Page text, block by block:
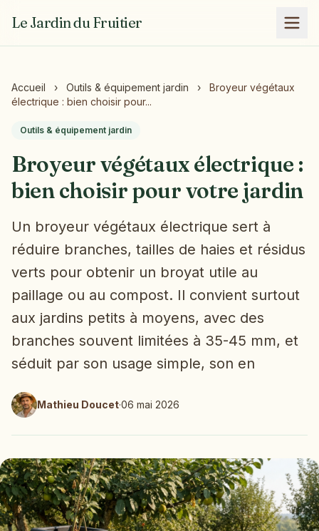
Le Jardin du Fruitier
Accueil › Outils & équipement jardin ›
Broyeur végétaux
électrique : bien choisir pour...
Outils & équipement jardin
Broyeur végétaux électrique :
bien choisir pour votre jardin
Un broyeur végétaux électrique sert à
réduire branches, tailles de haies et résidus
verts pour obtenir un broyat utile au
paillage ou au compost. Il convient surtout
aux jardins petits à moyens, avec des
branches souvent limitées à 35-45 mm, et
séduit par son usage simple, son en
Mathieu Doucet·06 mai 2026